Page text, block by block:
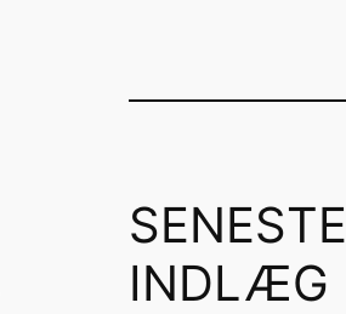
SENESTE
INDLÆG